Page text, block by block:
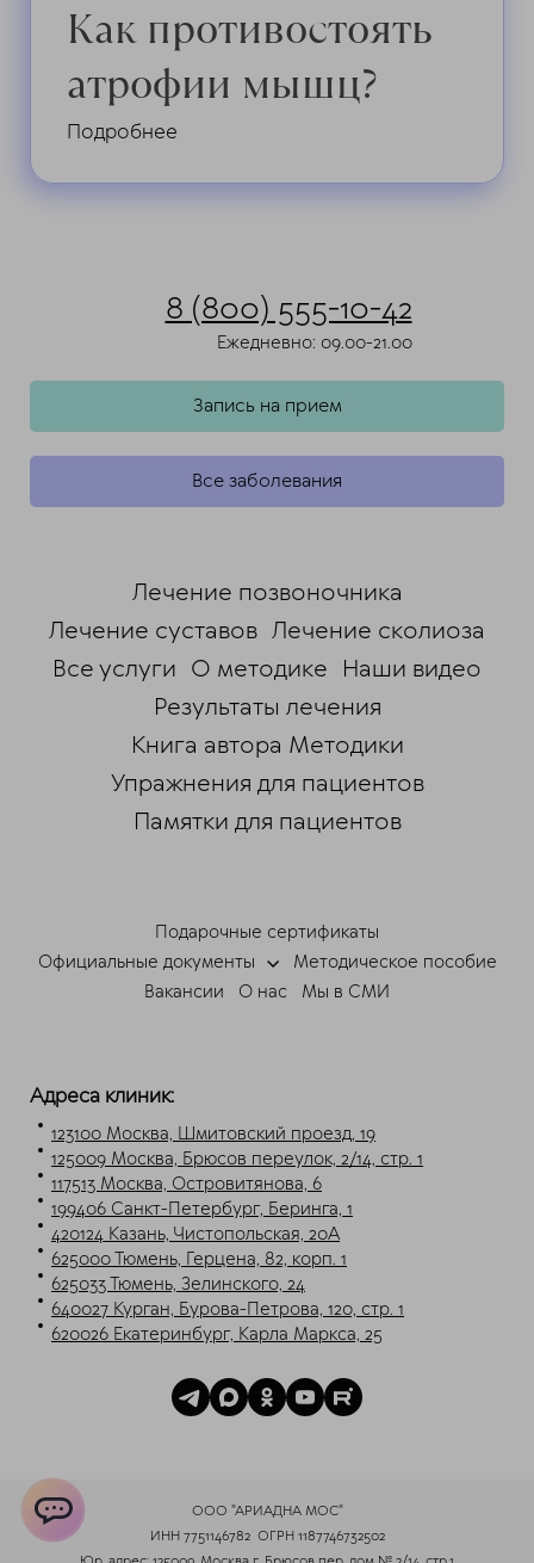
Как противостоять
атрофии мышц?
Подробнее
8 (800) 555-10-42
Ежедневно: 09.00-21.00
Запись на прием
Все заболевания
Лечение позвоночника
Лечение суставов Лечение сколиоза
Все услуги О методике Наши видео
Результаты лечения
Книга автора Методики
Упражнения для пациентов
Памятки для пациентов
Подарочные сертификаты
Официальные документы
Методическое пособие
Вакансии
О нас Мы в СМИ
Адреса клиник:
123100 Москва, Шмитовский проезд, 19
125009 Москва, Брюсов переулок, 2/14, стр. 1
117513 Москва, Островитянова, 6
199406 Санкт-Петербург, Беринга, 1
420124 Казань, Чистопольская, 20А
625000 Тюмень, Герцена, 82, корп. 1
625033 Тюмень, Зелинского, 24
640027 Курган, Бурова-Петрова, 120, стр. 1
620026 Екатеринбург, Карла Маркса, 25
ООО "АРИАДНА МОС"
ИНН 7751146782 ОГРН 1187746732502
Мессенджеры
Свяжитесь с нами через любой удобный
ChatApp